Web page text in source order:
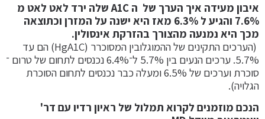
איבון מעידה איך הערך של ה A1C שלה ירד לאט לאט מ
7.6% והגיע ל 6.3% מאז היא ישנה על המזרן וכתוצאה
מכך היא נמנעה מהצורך בהזרקת אינסולין.
(הערכים התקינים של ההמוגלובין המסוכרר (HgA1C) הם עד
5.7%. ערכים הנעים בין 5.7% ל־6.4% נכנסים לתחום של טרום ־
סוכרת וערכים של 6.5% ומעלה כבר נכנסים לתחום הסוכרת
הגלויה).
הנכם מוזמנים לקרוא תמלול של ראיון רדיו עם דר'